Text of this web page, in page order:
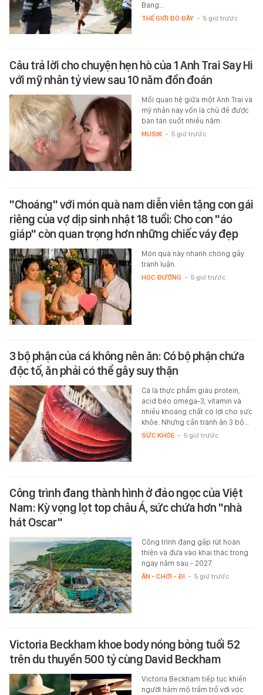
Bang…
THẾ GIỚI ĐÓ ĐÂY - 5 giờ trước
Câu trả lời cho chuyện hẹn hò của 1 Anh Trai Say Hi
với mỹ nhân tỷ view sau 10 năm đồn đoán
Mối quan hệ giữa một Anh Trai và
mỹ nhân này vốn là chủ đề được
bàn tán suốt nhiều năm.
MUSIK - 5 giờ trước
"Choáng" với món quà nam diễn viên tặng con gái
riêng của vợ dịp sinh nhật 18 tuổi: Cho con "áo
giáp" còn quan trọng hơn những chiếc váy đẹp
Món quà này nhanh chóng gây
tranh luận.
HỌC ĐƯỜNG - 5 giờ trước
3 bộ phận của cá không nên ăn: Có bộ phận chứa
độc tố, ăn phải có thể gây suy thận
Cá là thực phẩm giàu protein,
acid béo omega-3, vitamin và
nhiều khoáng chất có lợi cho sức
khỏe. Nhưng cần tránh ăn 3 bộ…
SỨC KHỎE - 5 giờ trước
Công trình đang thành hình ở đảo ngọc của Việt
Nam: Kỳ vọng lọt top châu Á, sức chứa hơn "nhà
hát Oscar"
Công trình đang gấp rút hoàn
thiện và đưa vào khai thác trong
ngay năm sau - 2027.
ĂN - CHƠI - ĐI - 5 giờ trước
Victoria Beckham khoe body nóng bỏng tuổi 52
trên du thuyền 500 tỷ cùng David Beckham
Victoria Beckham tiếp tục khiến
người hâm mộ trầm trồ với vóc